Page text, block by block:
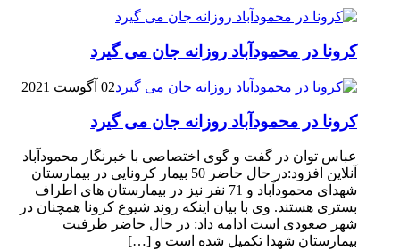
کرونا در محمودآباد روزانه جان می گیرد
02 آگوست 2021
کرونا در محمودآباد روزانه جان می گیرد
عباس توان در گفت و گوی اختصاصی با خبرنگار محمودآباد
آنلاین افزود:در حال حاضر 50 بیمار کرونایی در بیمارستان
شهدای محمودآباد و 71 نفر نیز در بیمارستان های اطراف
بستری هستند. وی با بیان اینکه روند شیوع کرونا همچنان در
شهر صعودی است ادامه داد: در حال حاضر ظرفیت
بیمارستان شهدا تکمیل شده است و […]